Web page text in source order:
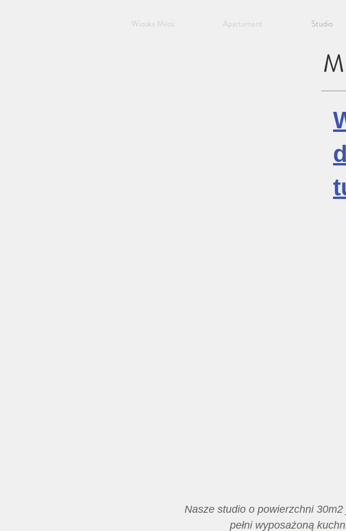
Wioska Milos Apartament Studio
Nasze studio o powierzchni
pełni wyposażoną